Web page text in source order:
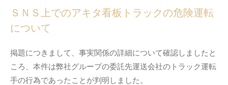
ＳＮＳ上でのアキタ看板トラックの危険運転
について
掲題につきまして、事実関係の詳細について確認しましたと
ころ、本件は弊社グループの委託先運送会社のトラック運転
手の行為であったことが判明しました。